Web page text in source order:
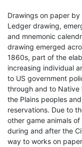
Drawings on paper
Ledger drawing,
and mnemonic
drawing emerged
1860s, part of the
increasing individual
to US government
through and to
the Plains peoples
reservations. Due to
other game animals
during and after the
way to works on